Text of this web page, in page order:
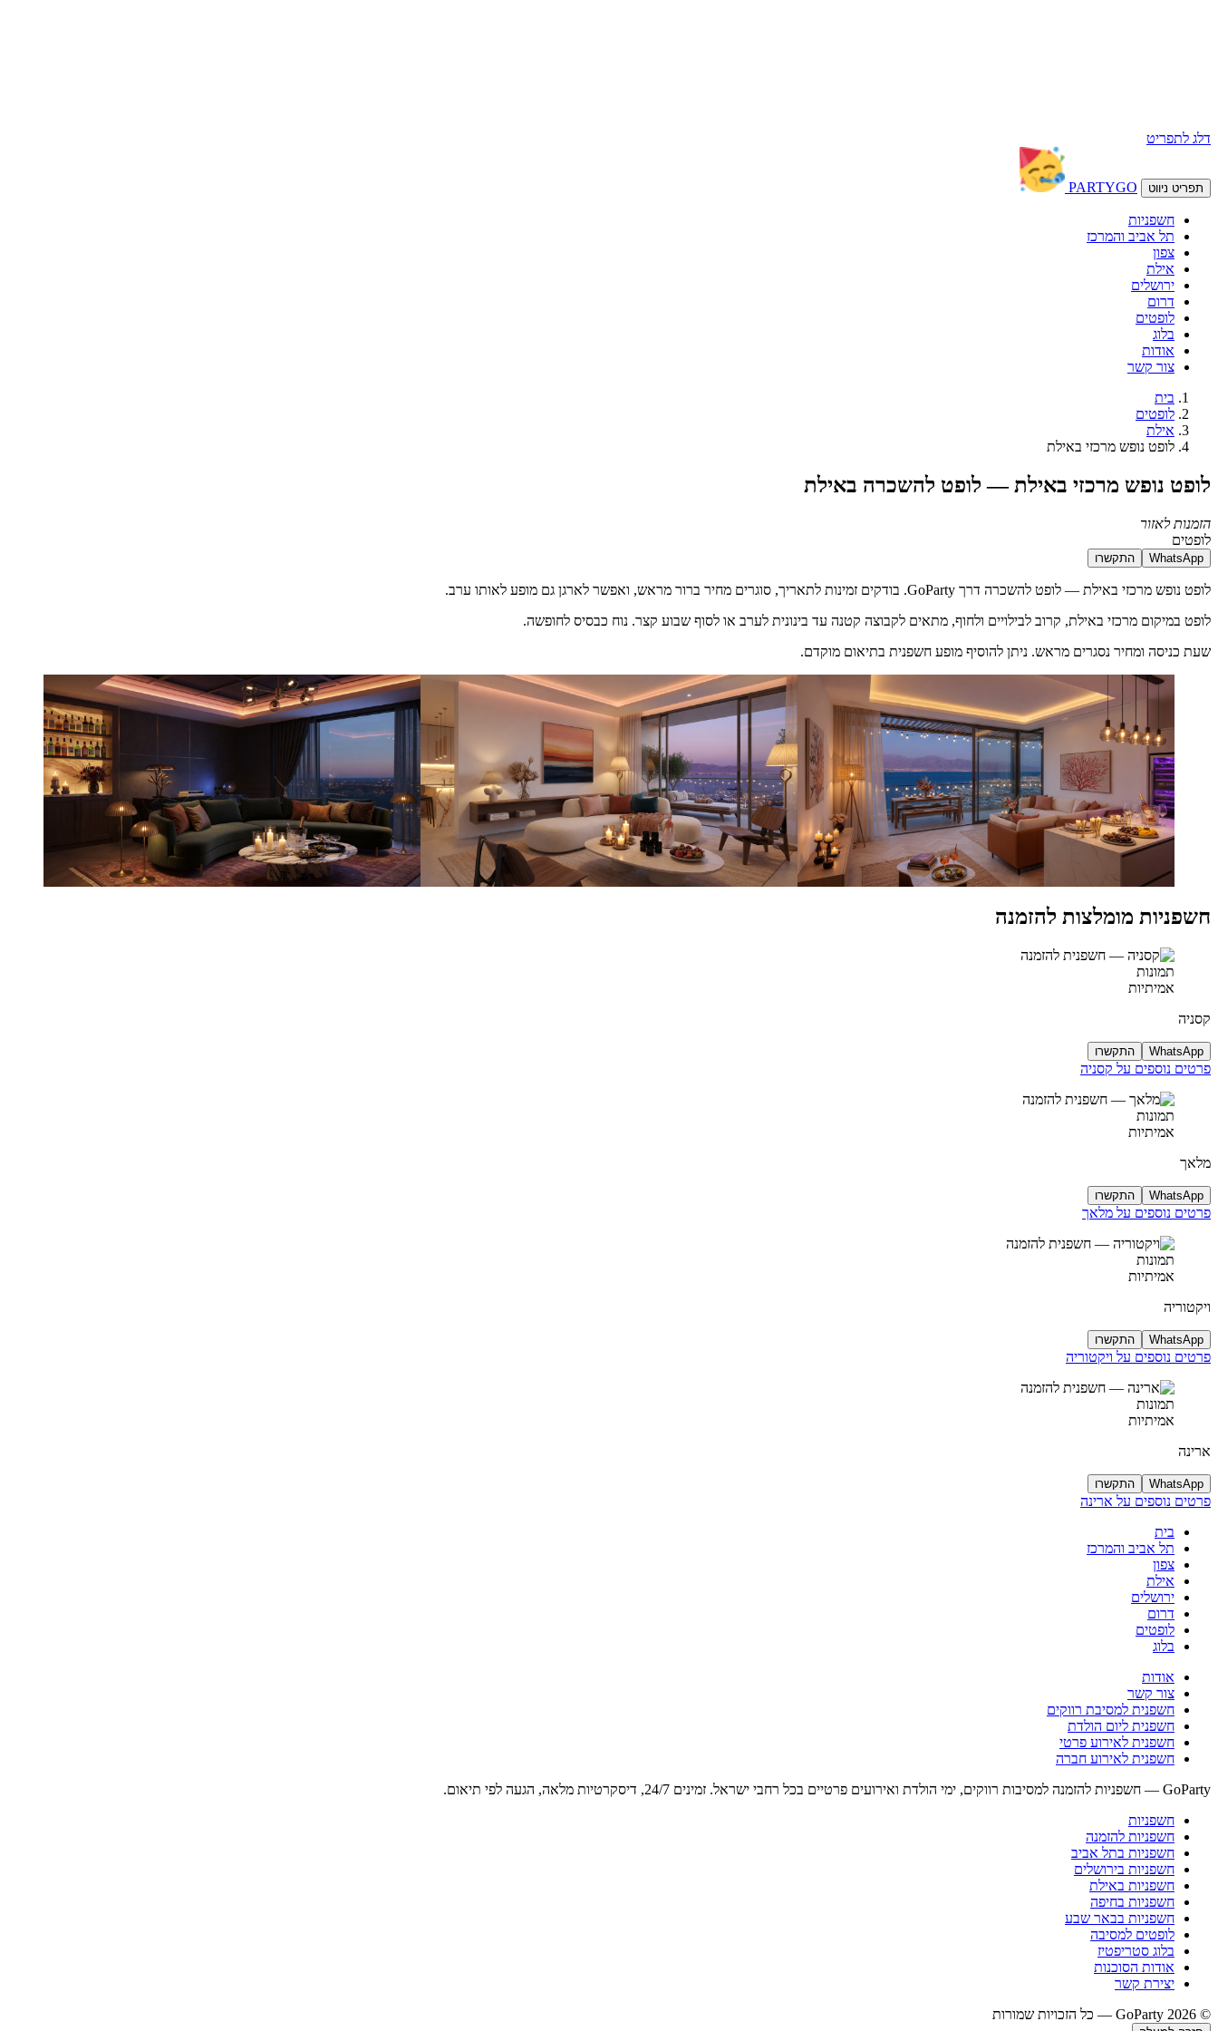
דלג לתפריט
תפריט ניווט PARTYGO
חשפניות
תל אביב והמרכז
צפון
אילת
ירושלים
דרום
לופטים
בלוג
אודות
צור קשר
בית
לופטים
אילת
לופט נופש מרכזי באילת
לופט נופש מרכזי באילת — לופט להשכרה באילת
הזמנות לאזור
לופטים
WhatsApp התקשרו
לופט נופש מרכזי באילת — לופט להשכרה דרך GoParty. בודקים זמינות לתאריך, סוגרים מחיר ברור מראש, ואפשר לארגן גם מופע לאותו ערב.
לופט במיקום מרכזי באילת, קרוב לבילויים ולחוף, מתאים לקבוצה קטנה עד בינונית לערב או לסוף שבוע קצר. נוח כבסיס לחופשה.
שעת כניסה ומחיר נסגרים מראש. ניתן להוסיף מופע חשפנית בתיאום מוקדם.
חשפניות מומלצות להזמנה
תמונות
אמיתיות
קסניה
WhatsApp התקשרו
פרטים נוספים על קסניה
תמונות
אמיתיות
מלאך
WhatsApp התקשרו
פרטים נוספים על מלאך
תמונות
אמיתיות
ויקטוריה
WhatsApp התקשרו
פרטים נוספים על ויקטוריה
תמונות
אמיתיות
ארינה
WhatsApp התקשרו
פרטים נוספים על ארינה
בית
תל אביב והמרכז
צפון
אילת
ירושלים
דרום
לופטים
בלוג
אודות
צור קשר
חשפנית למסיבת רווקים
חשפנית ליום הולדת
חשפנית לאירוע פרטי
חשפנית לאירוע חברה
GoParty — חשפניות להזמנה למסיבות רווקים, ימי הולדת ואירועים פרטיים בכל רחבי ישראל. זמינים 24/7, דיסקרטיות מלאה, הגעה לפי תיאום.
חשפניות
חשפניות להזמנה
חשפניות בתל אביב
חשפניות בירושלים
חשפניות באילת
חשפניות בחיפה
חשפניות בבאר שבע
לופטים למסיבה
בלוג סטריפטיז
אודות הסוכנות
יצירת קשר
© 2026 GoParty — כל הזכויות שמורות